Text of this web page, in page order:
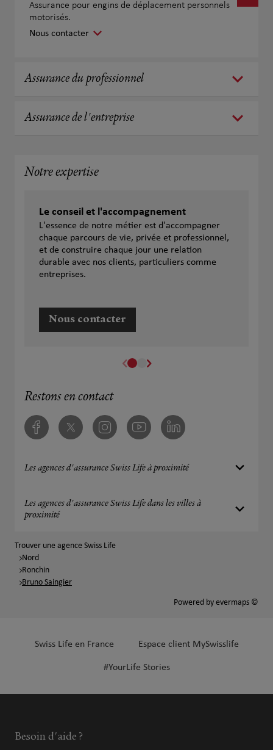
Assurance pour engins de déplacement personnels
motorisés.
Nous contacter
Assurance du professionnel
Assurance de l'entreprise
Notre expertise
Le conseil et l'accompagnement
L'essence de notre métier est d'accompagner
chaque parcours de vie, privée et professionnel,
et de construire chaque jour une relation
durable avec nos clients, particuliers comme
entreprises.
Nous contacter
Restons en contact
FacebookTwitter InstagramYoutube Linkedin
Les agences d'assurance Swiss Life à proximité
Les agences d'assurance Swiss Life dans les villes à
proximité
Trouver une agence Swiss Life
Nord
Ronchin
Bruno Saingier
Powered by evermaps ©
Swiss Life en France Espace client MySwisslife
#YourLife Stories
Besoin d'aide ?